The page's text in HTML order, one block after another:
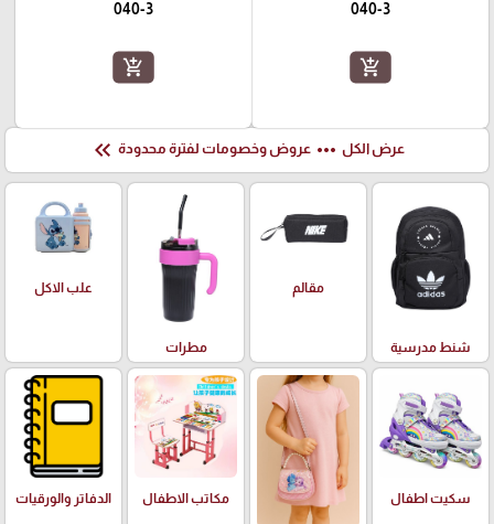
040-3
add_shopping_cart
040-3
add_shopping_cart
عرض الكل more_horiz عروض وخصومات لفترة محدودة keyboard_double_arrow_left
شنط مدرسية
مقالم
مطرات
علب الاكل
سكيت اطفال مكاتب الاطفال الدفاتر والورقيات